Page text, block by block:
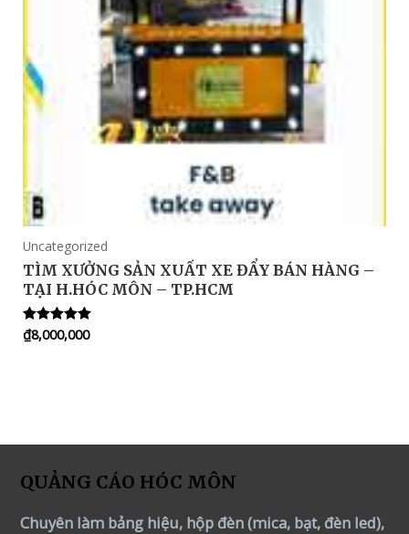
Uncategorized
TÌM XƯỞNG SẢN XUẤT XE ĐẨY BÁN HÀNG –
TẠI H.HÓC MÔN – TP.HCM
Rated
5.00
₫8,000,000
QUẢNG CÁO HÓC MÔN
Chuyên làm bảng hiệu, hộp đèn (mica, bạt, đèn led),